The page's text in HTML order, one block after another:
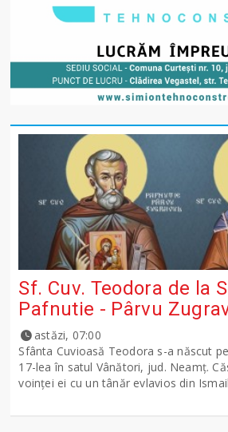
Sf. Cuv. Teodora de la
Pafnutie - Pârvu
astăzi, 07:00
Sfânta Cuvioasă Teodora s-a născut
17-lea în satul Vânători, jud. Neamţ.
voinţei ei cu un tânăr evlavios din